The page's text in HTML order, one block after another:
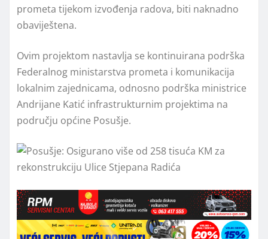
prometa tijekom izvođenja radova, biti naknadno
obaviještena.
Ovim projektom nastavlja se kontinuirana podrška
Federalnog ministarstva prometa i komunikacija
lokalnim zajednicama, odnosno podrška ministrice
Andrijane Katić infrastrukturnim projektima na
području općine Posušje.